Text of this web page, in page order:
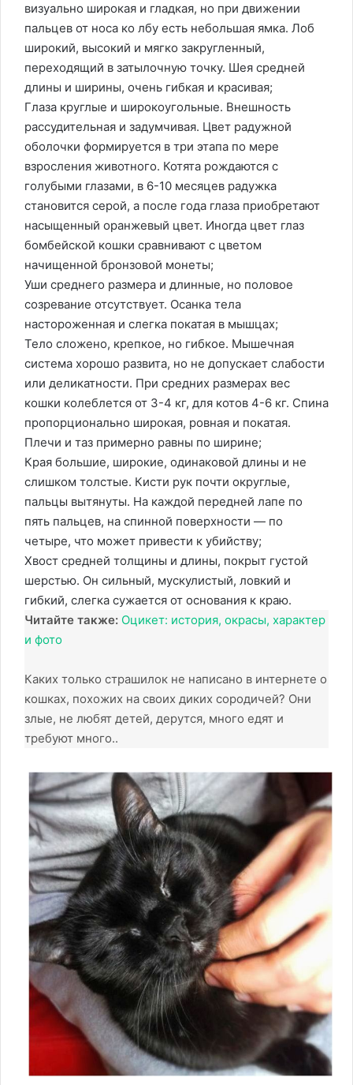
визуально широкая и гладкая, но при движении
пальцев от носа ко лбу есть небольшая ямка. Лоб
широкий, высокий и мягко закругленный,
переходящий в затылочную точку. Шея средней
длины и ширины, очень гибкая и красивая;
Глаза круглые и широкоугольные. Внешность
рассудительная и задумчивая. Цвет радужной
оболочки формируется в три этапа по мере
взросления животного. Котята рождаются с
голубыми глазами, в 6-10 месяцев радужка
становится серой, а после года глаза приобретают
насыщенный оранжевый цвет. Иногда цвет глаз
бомбейской кошки сравнивают с цветом
начищенной бронзовой монеты;
Уши среднего размера и длинные, но половое
созревание отсутствует. Осанка тела
настороженная и слегка покатая в мышцах;
Тело сложено, крепкое, но гибкое. Мышечная
система хорошо развита, но не допускает слабости
или деликатности. При средних размерах вес
кошки колеблется от 3-4 кг, для котов 4-6 кг. Спина
пропорционально широкая, ровная и покатая.
Плечи и таз примерно равны по ширине;
Края большие, широкие, одинаковой длины и не
слишком толстые. Кисти рук почти округлые,
пальцы вытянуты. На каждой передней лапе по
пять пальцев, на спинной поверхности — по
четыре, что может привести к убийству;
Хвост средней толщины и длины, покрыт густой
шерстью. Он сильный, мускулистый, ловкий и
гибкий, слегка сужается от основания к краю.
Читайте также: Оцикет: история, окрасы, характер
и фото
Каких только страшилок не написано в интернете о
кошках, похожих на своих диких сородичей? Они
злые, не любят детей, дерутся, много едят и
требуют много..